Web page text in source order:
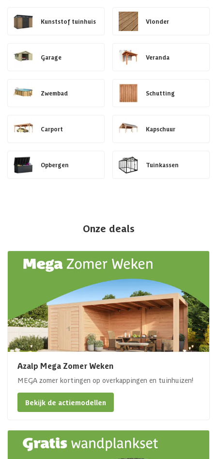
Kunststof tuinhuis Vlonder
Garage Veranda
Zwembad Schutting
Carport Kapschuur
Opbergen Tuinkassen
Onze deals
Azalp Mega Zomer Weken
MEGA zomer kortingen op overkappingen en tuinhuizen!
Bekijk de actiemodellen